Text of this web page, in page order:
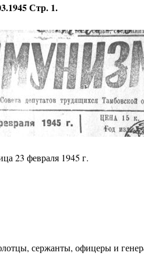
Стр. 1.
23 февраля 1945 г.
сержанты, офицеры и